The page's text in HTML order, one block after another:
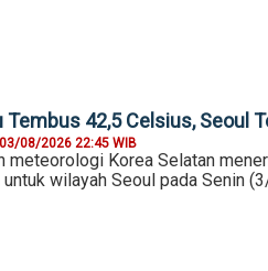
Tembus 42,5 Celsius, Seoul
08/2026 22:45 WIB
meteorologi Korea Selatan
untuk wilayah Seoul pada Senin